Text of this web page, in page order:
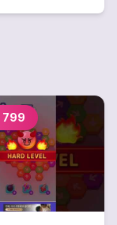
799